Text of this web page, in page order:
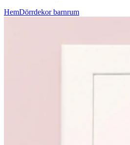
HemDörrdekor barnrum